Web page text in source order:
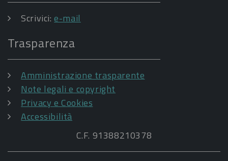
Scrivici:e-mail
Trasparenza
Amministrazione trasparente
Note legali e copyright
Privacy e Cookies
Accessibilità
C.F. 91388210378